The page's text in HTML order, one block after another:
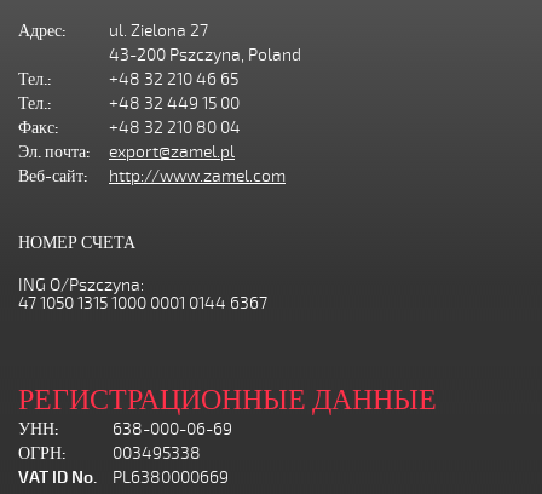
Адрес:
ul. Zielona 27
43-200 Pszczyna, Poland
Тел.:
+48 32 210 46 65
Тел.:
+48 32 449 15 00
Факс:
+48 32 210 80 04
Эл. почта:
export@zamel.pl
Веб-сайт:
http://www.zamel.com
НОМЕР СЧЕТА
ING O/Pszczyna:
47 1050 1315 1000 0001 0144 6367
РЕГИСТРАЦИОННЫЕ ДАННЫЕ
УНН:
638-000-06-69
ОГРН:
003495338
VAT ID No.
PL6380000669